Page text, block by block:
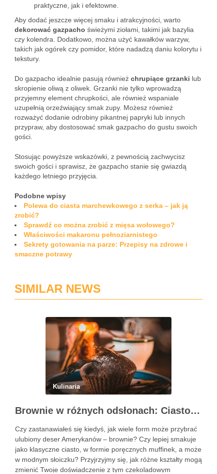
praktyczne, jak i efektowne.
Aby dodać jeszcze więcej smaku i atrakcyjności, warto
dekorować gazpacho świeżymi ziołami, takimi jak bazylia
czy kolendra. Dodatkowo, można użyć kawałków warzyw,
takich jak ogórek czy pomidor, które nadadzą daniu kolorytu i
tekstury.
Do gazpacho idealnie pasują również chrupiące grzanki lub
skropienie oliwą z oliwek. Grzanki nie tylko wprowadzą
przyjemny element chrupkości, ale również wspaniale
uzupełnią orzeźwiający smak zupy. Możesz również
rozważyć dodanie odrobiny pikantnej papryki lub innych
przypraw, aby dostosować smak gazpacho do gustu swoich
gości.
Stosując powyższe wskazówki, z pewnością zachwycisz
swoich gości i sprawisz, że gazpacho stanie się gwiazdą
każdego letniego przyjęcia.
Podobne wpisy
Polewa do ciasta marchewkowego z serka – jak ją
zrobić?
Sprawdź co można zrobić z mięsa wołowego?
Właściwości makaronu pełnoziarnistego
Sekrety gotowania na parze: Przepisy na zdrowe i
smaczne potrawy
SIMILAR NEWS
Kulinaria
Brownie w różnych odsłonach: Ciasto, muffinki czy brownie w słoiczku?
Czy zastanawiałeś się kiedyś, jak wiele form może przybrać
ulubiony deser Amerykanów – brownie? Czy lepiej smakuje
jako klasyczne ciasto, w formie poręcznych muffinek, a może
w modnym słoiczku? Przyjrzyjmy się, jak różne kształty mogą
zmienić Twoje doświadczenie z tym czekoladowym